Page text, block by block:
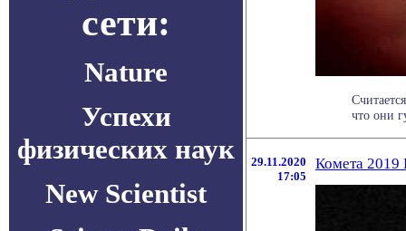
сети:
Nature
Успехи
физических наук
New Scientist
что они
29.11.2020
17:05
Комета 2019